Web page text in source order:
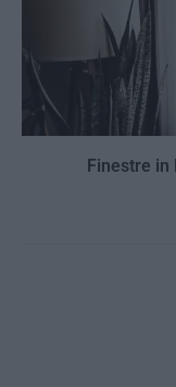
Finestre in